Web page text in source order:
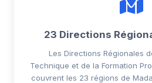
23 Directions
Les Directions Régionales
Technique et de la Formation
couvrent les 23 régions de